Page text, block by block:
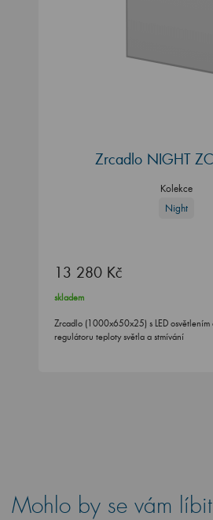
Zrcadlo NIGHT
Kolekce
Night
13 280 Kč
skladem
Zrcadlo (1000x650x25) s LED osvětlením
regulátoru teploty světla a stmívání
Mohlo by se vám líbit